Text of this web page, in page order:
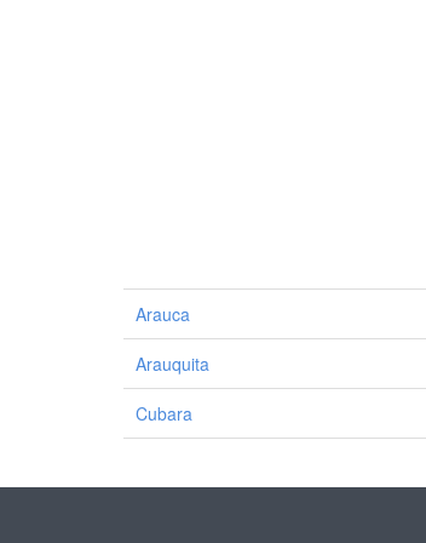
Arauca
Arauquita
Cubara